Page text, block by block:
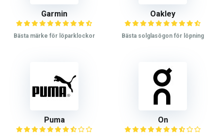
Garmin
Bästa märke för löparklockor
Oakley
Bästa solglasögon för löpning
Puma On